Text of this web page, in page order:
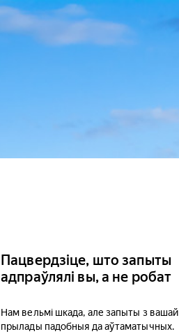
Пацвердзіце, што запыты
адпраўлялі вы, а не робат
Нам вельмі шкада, але запыты з вашай
прылады падобныя да аўтаматычных.